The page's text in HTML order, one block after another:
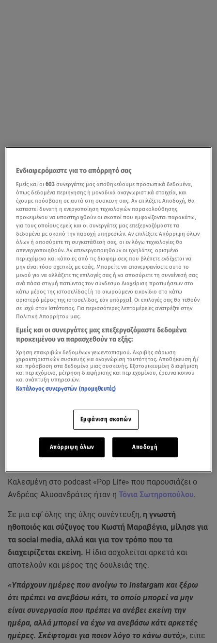
Καλεσμένη στο podcast «Pop Life» που παρουσιάζει ο
Ανδρέας Αλυσανδράτος ήταν η Τόνια Σωτηροπούλου.
Σε μια εφ’ όλης της ύλης συνέντευξη, η γνωστή
ηθοποιός και σύζυγος του Κωστή Μαραβέγια, μίλησε για
τα social media, αλλά και για τον τρόπο που τα
διαχειρίζεται εκείνη. Η ίδια ασχολείται αρκετά και
αποτελούν και μέρος της δουλειάς της.
«Υπάρχουν ημέρες που ανοίγω το Instargam και ξέρω
ότι πρέπει να ανεβάσω κάτι, το οποίο μπορεί να μην
είναι συνεργασία που πρέπει να ανέβει εκείνη την
ημέρα, αλλά μπορεί να έχω να ανεβάσω κάτι αρκετές
ημέρες. Σκέφτομαι για ποιον λόγο το κάνω αυτό;», είπε
Ενδιαφερόμαστε για το απόρρητό σας
Εμείς και οι603 συνεργάτες μας αποθηκεύουμε προσωπικά δεδομένα,
όπως δεδομένα περιήγησης ή μοναδικά αναγνωριστικά στοιχεία, και
έχουμε πρόσβαση σε αυτά στη συσκευή σας. Αν επιλέξετε Αποδοχή, θα
καταστεί δυνατή η ενεργοποίηση τεχνολογιών παρακολούθησης
προκειμένου να υποστηριχθούν οι σκοποί που εμφανίζονται παρακάτω,
για τους οποίους εμείς και οι συνεργάτες μας επεξεργαζόμαστε τα
δεδομένα με σκοπό την παροχή υπηρεσιών. Αν επιλέξετε Απόρριψη όλων
όλων ή αποσύρετε τη συγκατάθεσή σας, οι εν λόγω τεχνολογίες θα
απενεργοποιηθούν. Αν απενεργοποιηθούν οι ιχνηλάτες, ορισμένο
περιεχόμενο και κάποιες από τις διαφημίσεις που βλέπετε ενδέχεται να
μην είναι τόσο σχετικές με εσάς. Μπορείτε να επανεμφανίσετε αυτό το
μενού για να αλλάξετε τις επιλογές σας ή να αποσύρετε τη συναίνεσή σας
ανά πάσα στιγμή πατώντας τον σύνδεσμο Διαχείριση προτιμήσεων στο
κάτω μέρος της ιστοσελίδας [ή το αιωρούμενο εικονίδιο στο κάτω
αριστερό μέρος της ιστοσελίδας, εάν υπάρχει]. Οι επιλογές σας θα τεθούν
σε ισχύ στον Ιστότοπος. Για περισσότερες λεπτομέρειες ανατρέξτε στην
Πολιτική Απορρήτου μας.
Εμείς και οι συνεργάτες μας επεξεργαζόμαστε δεδομένα
προκειμένου να παρασχεθούν τα εξής:
Χρήση επακριβών δεδομένων γεωεντοπισμού. Ακριβής σάρωση
χαρακτηριστικών συσκευής για αναγνώριση ταυτότητας. Αποθήκευση ή/
και πρόσβαση στα δεδομένα μιας συσκευής. Εξατομικευμένη διαφήμιση
και περιεχόμενο, μέτρηση διαφήμισης και περιεχομένου, έρευνα κοινού
και ανάπτυξη υπηρεσιών.
Κατάλογος συνεργατών (προμηθευτές)
Εμφάνιση σκοπών
Απόρριψη όλων Αποδοχή